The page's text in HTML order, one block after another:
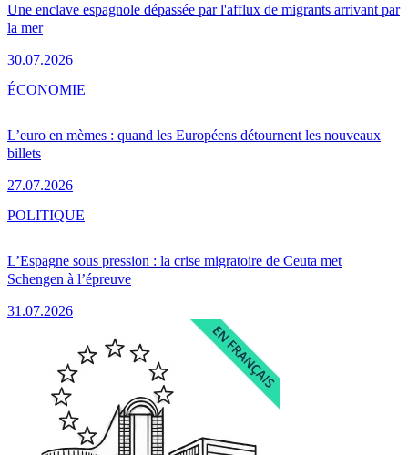
Une enclave espagnole dépassée par l'afflux de migrants arrivant par
la mer
30.07.2026
L’euro en mèmes : quand les Européens détournent les nouveaux
billets
27.07.2026
ÉCONOMIE
L’Espagne sous pression : la crise migratoire de Ceuta met
Schengen à l’épreuve
31.07.2026
POLITIQUE